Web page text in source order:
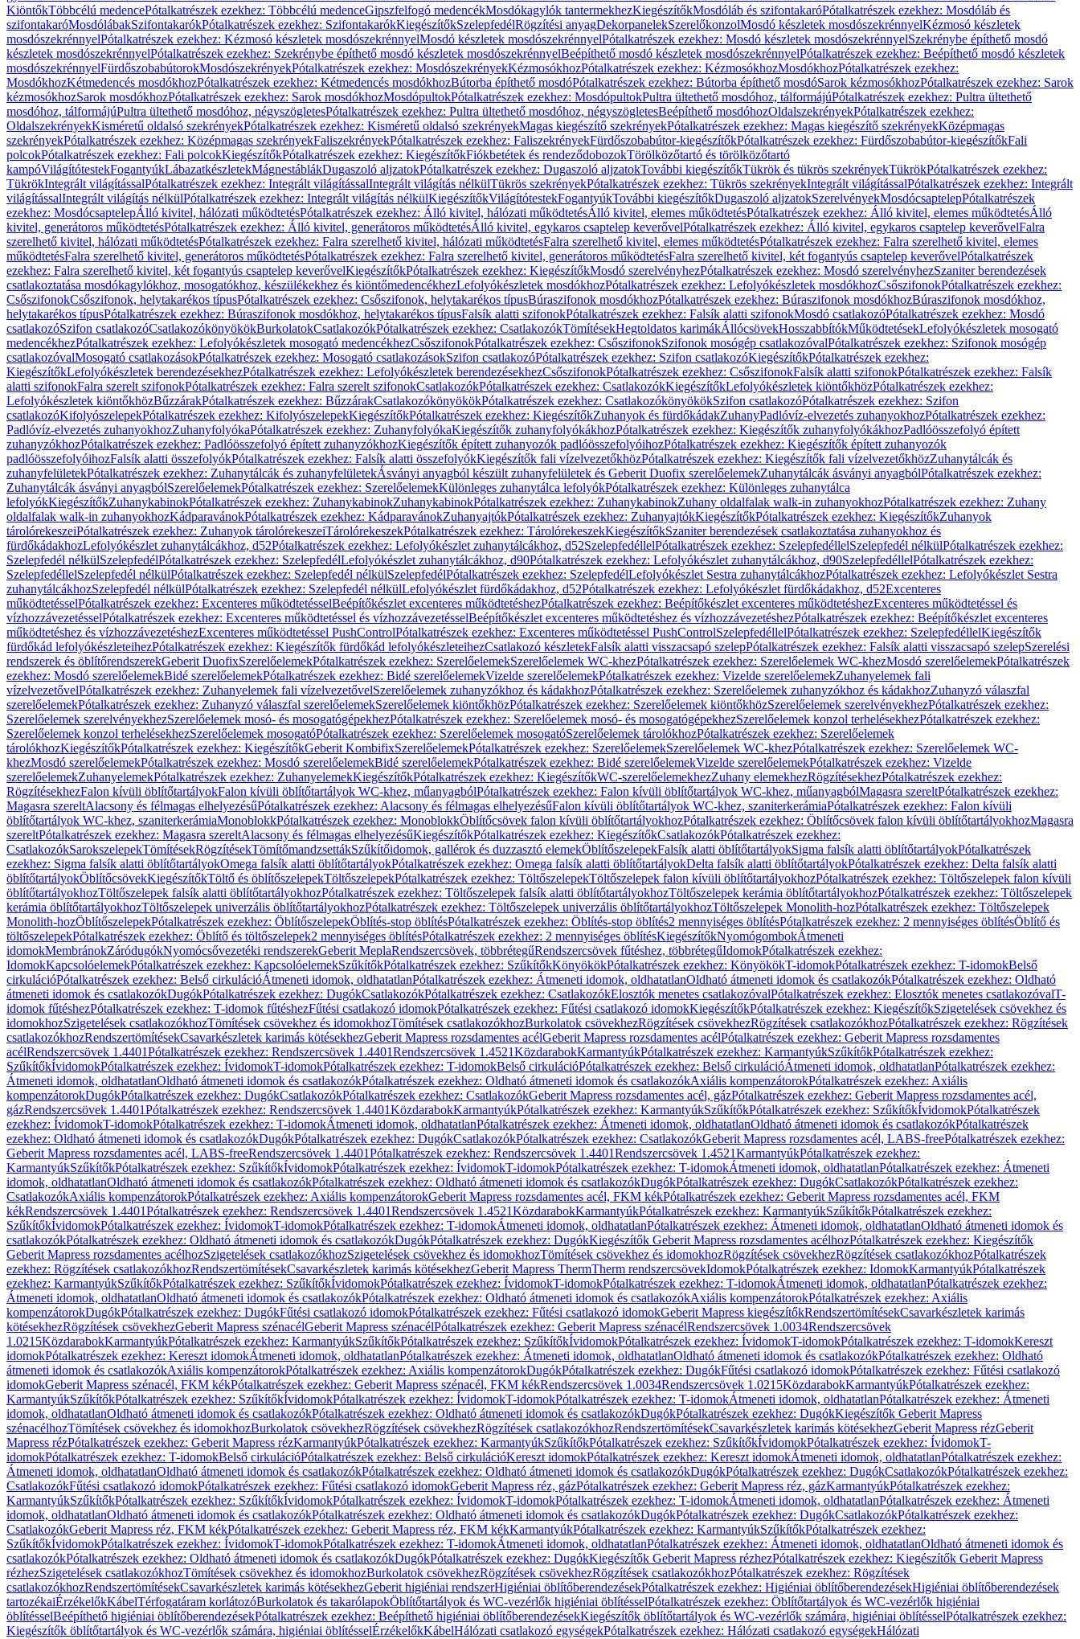
KiöntőkTöbbcélú medencePótalkatrészek ezekhez: Többcélú medenceGipszfelfogó medencékMosdókagylók tantermekhezKiegészítőkMosdóláb és szifontakaróPótalkatrészek ezekhez: Mosdóláb és
szifontakaróMosdólábakSzifontakarókPótalkatrészek ezekhez: SzifontakarókKiegészítőkSzelepfedélRögzítési anyagDekorpanelekSzerelőkonzolMosdó készletek mosdószekrénnyelKézmosó készletek
mosdószekrénnyelPótalkatrészek ezekhez: Kézmosó készletek mosdószekrénnyelMosdó készletek mosdószekrénnyelPótalkatrészek ezekhez: Mosdó készletek mosdószekrénnyelSzekrénybe építhető mosdó
készletek mosdószekrénnyelPótalkatrészek ezekhez: Szekrénybe építhető mosdó készletek mosdószekrénnyelBeépíthető mosdó készletek mosdószekrénnyelPótalkatrészek ezekhez: Beépíthető mosdó készletek
mosdószekrénnyelFürdőszobabútorokMosdószekrényekPótalkatrészek ezekhez: MosdószekrényekKézmosókhozPótalkatrészek ezekhez: KézmosókhozMosdókhozPótalkatrészek ezekhez:
MosdókhozKétmedencés mosdókhozPótalkatrészek ezekhez: Kétmedencés mosdókhozBútorba építhető mosdóPótalkatrészek ezekhez: Bútorba építhető mosdóSarok kézmosókhozPótalkatrészek ezekhez: Sarok
kézmosókhozSarok mosdókhozPótalkatrészek ezekhez: Sarok mosdókhozMosdópultokPótalkatrészek ezekhez: MosdópultokPultra ültethető mosdóhoz, tálformájúPótalkatrészek ezekhez: Pultra ültethető
mosdóhoz, tálformájúPultra ültethető mosdóhoz, négyszögletesPótalkatrészek ezekhez: Pultra ültethető mosdóhoz, négyszögletesBeépíthető mosdóhozOldalszekrényekPótalkatrészek ezekhez:
OldalszekrényekKisméretű oldalsó szekrényekPótalkatrészek ezekhez: Kisméretű oldalsó szekrényekMagas kiegészítő szekrényekPótalkatrészek ezekhez: Magas kiegészítő szekrényekKözépmagas
szekrényekPótalkatrészek ezekhez: Középmagas szekrényekFaliszekrényekPótalkatrészek ezekhez: FaliszekrényekFürdőszobabútor-kiegészítőkPótalkatrészek ezekhez: Fürdőszobabútor-kiegészítőkFali
polcokPótalkatrészek ezekhez: Fali polcokKiegészítőkPótalkatrészek ezekhez: KiegészítőkFiókbetétek és rendeződobozokTörölközőtartó és törölközőtartó
kampóVilágítótestekFogantyúkLábazatkészletekMágnestáblákDugaszoló aljzatokPótalkatrészek ezekhez: Dugaszoló aljzatokTovábbi kiegészítőkTükrök és tükrös szekrényekTükrökPótalkatrészek ezekhez:
TükrökIntegrált világítássalPótalkatrészek ezekhez: Integrált világítássalIntegrált világítás nélkülTükrös szekrényekPótalkatrészek ezekhez: Tükrös szekrényekIntegrált világítássalPótalkatrészek ezekhez: Integrált
világítássalIntegrált világítás nélkülPótalkatrészek ezekhez: Integrált világítás nélkülKiegészítőkVilágítótestekFogantyúkTovábbi kiegészítőkDugaszoló aljzatokSzerelvényekMosdócsaptelepPótalkatrészek
ezekhez: MosdócsaptelepÁlló kivitel, hálózati működtetésPótalkatrészek ezekhez: Álló kivitel, hálózati működtetésÁlló kivitel, elemes működtetésPótalkatrészek ezekhez: Álló kivitel, elemes működtetésÁlló
kivitel, generátoros működtetésPótalkatrészek ezekhez: Álló kivitel, generátoros működtetésÁlló kivitel, egykaros csaptelep keverővelPótalkatrészek ezekhez: Álló kivitel, egykaros csaptelep keverővelFalra
szerelhető kivitel, hálózati működtetésPótalkatrészek ezekhez: Falra szerelhető kivitel, hálózati működtetésFalra szerelhető kivitel, elemes működtetésPótalkatrészek ezekhez: Falra szerelhető kivitel, elemes
működtetésFalra szerelhető kivitel, generátoros működtetésPótalkatrészek ezekhez: Falra szerelhető kivitel, generátoros működtetésFalra szerelhető kivitel, két fogantyús csaptelep keverővelPótalkatrészek
ezekhez: Falra szerelhető kivitel, két fogantyús csaptelep keverővelKiegészítőkPótalkatrészek ezekhez: KiegészítőkMosdó szerelvényhezPótalkatrészek ezekhez: Mosdó szerelvényhezSzaniter berendezések
csatlakoztatása mosdókagylókhoz, mosogatókhoz, készülékekhez és kiöntőmedencékhezLefolyókészletek mosdókhozPótalkatrészek ezekhez: Lefolyókészletek mosdókhozCsőszifonokPótalkatrészek ezekhez:
CsőszifonokCsőszifonok, helytakarékos típusPótalkatrészek ezekhez: Csőszifonok, helytakarékos típusBúraszifonok mosdókhozPótalkatrészek ezekhez: Búraszifonok mosdókhozBúraszifonok mosdókhoz,
helytakarékos típusPótalkatrészek ezekhez: Búraszifonok mosdókhoz, helytakarékos típusFalsík alatti szifonokPótalkatrészek ezekhez: Falsík alatti szifonokMosdó csatlakozóPótalkatrészek ezekhez: Mosdó
csatlakozóSzifon csatlakozóCsatlakozókönyökökBurkolatokCsatlakozókPótalkatrészek ezekhez: CsatlakozókTömítésekHegtoldatos karimákÁllócsövekHosszabbítókMűködtetésekLefolyókészletek mosogató
medencékhezPótalkatrészek ezekhez: Lefolyókészletek mosogató medencékhezCsőszifonokPótalkatrészek ezekhez: CsőszifonokSzifonok mosógép csatlakozóvalPótalkatrészek ezekhez: Szifonok mosógép
csatlakozóvalMosogató csatlakozásokPótalkatrészek ezekhez: Mosogató csatlakozásokSzifon csatlakozóPótalkatrészek ezekhez: Szifon csatlakozóKiegészítőkPótalkatrészek ezekhez:
KiegészítőkLefolyókészletek berendezésekhezPótalkatrészek ezekhez: Lefolyókészletek berendezésekhezCsőszifonokPótalkatrészek ezekhez: CsőszifonokFalsík alatti szifonokPótalkatrészek ezekhez: Falsík
alatti szifonokFalra szerelt szifonokPótalkatrészek ezekhez: Falra szerelt szifonokCsatlakozókPótalkatrészek ezekhez: CsatlakozókKiegészítőkLefolyókészletek kiöntőkhözPótalkatrészek ezekhez:
Lefolyókészletek kiöntőkhözBűzzárakPótalkatrészek ezekhez: BűzzárakCsatlakozókönyökökPótalkatrészek ezekhez: CsatlakozókönyökökSzifon csatlakozóPótalkatrészek ezekhez: Szifon
csatlakozóKifolyószelepekPótalkatrészek ezekhez: KifolyószelepekKiegészítőkPótalkatrészek ezekhez: KiegészítőkZuhanyok és fürdőkádakZuhanyPadlóvíz-elvezetés zuhanyokhozPótalkatrészek ezekhez:
Padlóvíz-elvezetés zuhanyokhozZuhanyfolyókaPótalkatrészek ezekhez: ZuhanyfolyókaKiegészítők zuhanyfolyókákhozPótalkatrészek ezekhez: Kiegészítők zuhanyfolyókákhozPadlóösszefolyó épített
zuhanyzókhozPótalkatrészek ezekhez: Padlóösszefolyó épített zuhanyzókhozKiegészítők épített zuhanyozók padlóösszefolyóihozPótalkatrészek ezekhez: Kiegészítők épített zuhanyozók
padlóösszefolyóihozFalsík alatti összefolyókPótalkatrészek ezekhez: Falsík alatti összefolyókKiegészítők fali vízelvezetőkhözPótalkatrészek ezekhez: Kiegészítők fali vízelvezetőkhözZuhanytálcák és
zuhanyfelületekPótalkatrészek ezekhez: Zuhanytálcák és zuhanyfelületekÁsványi anyagból készült zuhanyfelületek és Geberit Duofix szerelőelemekZuhanytálcák ásványi anyagbólPótalkatrészek ezekhez:
Zuhanytálcák ásványi anyagbólSzerelőelemekPótalkatrészek ezekhez: SzerelőelemekKülönleges zuhanytálca lefolyókPótalkatrészek ezekhez: Különleges zuhanytálca
lefolyókKiegészítőkZuhanykabinokPótalkatrészek ezekhez: ZuhanykabinokZuhanykabinokPótalkatrészek ezekhez: ZuhanykabinokZuhany oldalfalak walk-in zuhanyokhozPótalkatrészek ezekhez: Zuhany
oldalfalak walk-in zuhanyokhozKádparavánokPótalkatrészek ezekhez: KádparavánokZuhanyajtókPótalkatrészek ezekhez: ZuhanyajtókKiegészítőkPótalkatrészek ezekhez: KiegészítőkZuhanyok
tárolórekeszeiPótalkatrészek ezekhez: Zuhanyok tárolórekeszeiTárolórekeszekPótalkatrészek ezekhez: TárolórekeszekKiegészítőkSzaniter berendezések csatlakoztatása zuhanyokhoz és
fürdőkádakhozLefolyókészlet zuhanytálcákhoz, d52Pótalkatrészek ezekhez: Lefolyókészlet zuhanytálcákhoz, d52SzelepfedéllelPótalkatrészek ezekhez: SzelepfedéllelSzelepfedél nélkülPótalkatrészek ezekhez:
Szelepfedél nélkülSzelepfedélPótalkatrészek ezekhez: SzelepfedélLefolyókészlet zuhanytálcákhoz, d90Pótalkatrészek ezekhez: Lefolyókészlet zuhanytálcákhoz, d90SzelepfedéllelPótalkatrészek ezekhez:
SzelepfedéllelSzelepfedél nélkülPótalkatrészek ezekhez: Szelepfedél nélkülSzelepfedélPótalkatrészek ezekhez: SzelepfedélLefolyókészlet Sestra zuhanytálcákhozPótalkatrészek ezekhez: Lefolyókészlet Sestra
zuhanytálcákhozSzelepfedél nélkülPótalkatrészek ezekhez: Szelepfedél nélkülLefolyókészlet fürdőkádakhoz, d52Pótalkatrészek ezekhez: Lefolyókészlet fürdőkádakhoz, d52Excenteres
működtetésselPótalkatrészek ezekhez: Excenteres működtetésselBeépítőkészlet excenteres működtetéshezPótalkatrészek ezekhez: Beépítőkészlet excenteres működtetéshezExcenteres működtetéssel és
vízhozzávezetésselPótalkatrészek ezekhez: Excenteres működtetéssel és vízhozzávezetésselBeépítőkészlet excenteres működtetéshez és vízhozzávezetéshezPótalkatrészek ezekhez: Beépítőkészlet excenteres
működtetéshez és vízhozzávezetéshezExcenteres működtetéssel PushControlPótalkatrészek ezekhez: Excenteres működtetéssel PushControlSzelepfedéllelPótalkatrészek ezekhez: SzelepfedéllelKiegészítők
fürdőkád lefolyókészleteihezPótalkatrészek ezekhez: Kiegészítők fürdőkád lefolyókészleteihezCsatlakozó készletekFalsík alatti visszacsapó szelepPótalkatrészek ezekhez: Falsík alatti visszacsapó szelepSzerelési
rendszerek és öblítőrendszerekGeberit DuofixSzerelőelemekPótalkatrészek ezekhez: SzerelőelemekSzerelőelemek WC-khezPótalkatrészek ezekhez: Szerelőelemek WC-khezMosdó szerelőelemekPótalkatrészek
ezekhez: Mosdó szerelőelemekBidé szerelőelemekPótalkatrészek ezekhez: Bidé szerelőelemekVizelde szerelőelemekPótalkatrészek ezekhez: Vizelde szerelőelemekZuhanyelemek fali
vízelvezetővelPótalkatrészek ezekhez: Zuhanyelemek fali vízelvezetővelSzerelőelemek zuhanyzókhoz és kádakhozPótalkatrészek ezekhez: Szerelőelemek zuhanyzókhoz és kádakhozZuhanyzó válaszfal
szerelőelemekPótalkatrészek ezekhez: Zuhanyzó válaszfal szerelőelemekSzerelőelemek kiöntőkhözPótalkatrészek ezekhez: Szerelőelemek kiöntőkhözSzerelőelemek szerelvényekhezPótalkatrészek ezekhez:
Szerelőelemek szerelvényekhezSzerelőelemek mosó- és mosogatógépekhezPótalkatrészek ezekhez: Szerelőelemek mosó- és mosogatógépekhezSzerelőelemek konzol terhelésekhezPótalkatrészek ezekhez:
Szerelőelemek konzol terhelésekhezSzerelőelemek mosogatóPótalkatrészek ezekhez: Szerelőelemek mosogatóSzerelőelemek tárolókhozPótalkatrészek ezekhez: Szerelőelemek
tárolókhozKiegészítőkPótalkatrészek ezekhez: KiegészítőkGeberit KombifixSzerelőelemekPótalkatrészek ezekhez: SzerelőelemekSzerelőelemek WC-khezPótalkatrészek ezekhez: Szerelőelemek WC-
khezMosdó szerelőelemekPótalkatrészek ezekhez: Mosdó szerelőelemekBidé szerelőelemekPótalkatrészek ezekhez: Bidé szerelőelemekVizelde szerelőelemekPótalkatrészek ezekhez: Vizelde
szerelőelemekZuhanyelemekPótalkatrészek ezekhez: ZuhanyelemekKiegészítőkPótalkatrészek ezekhez: KiegészítőkWC-szerelőelemekhezZuhany elemekhezRögzítésekhezPótalkatrészek ezekhez:
RögzítésekhezFalon kívüli öblítőtartályokFalon kívüli öblítőtartályok WC-khez, műanyagbólPótalkatrészek ezekhez: Falon kívüli öblítőtartályok WC-khez, műanyagbólMagasra szereltPótalkatrészek ezekhez:
Magasra szereltAlacsony és félmagas elhelyezésűPótalkatrészek ezekhez: Alacsony és félmagas elhelyezésűFalon kívüli öblítőtartályok WC-khez, szaniterkerámiaPótalkatrészek ezekhez: Falon kívüli
öblítőtartályok WC-khez, szaniterkerámiaMonoblokkPótalkatrészek ezekhez: MonoblokkÖblítőcsövek falon kívüli öblítőtartályokhozPótalkatrészek ezekhez: Öblítőcsövek falon kívüli öblítőtartályokhozMagasra
szereltPótalkatrészek ezekhez: Magasra szereltAlacsony és félmagas elhelyezésűKiegészítőkPótalkatrészek ezekhez: KiegészítőkCsatlakozókPótalkatrészek ezekhez:
CsatlakozókSarokszelepekTömítésekRögzítésekTömítőmandzsettákSzűkítőidomok, gallérok és duzzasztó elemekÖblítőszelepekFalsík alatti öblítőtartályokSigma falsík alatti öblítőtartályokPótalkatrészek
ezekhez: Sigma falsík alatti öblítőtartályokOmega falsík alatti öblítőtartályokPótalkatrészek ezekhez: Omega falsík alatti öblítőtartályokDelta falsík alatti öblítőtartályokPótalkatrészek ezekhez: Delta falsík alatti
öblítőtartályokÖblítőcsövekKiegészítőkTöltő és öblítőszelepekTöltőszelepekPótalkatrészek ezekhez: TöltőszelepekTöltőszelepek falon kívüli öblítőtartályokhozPótalkatrészek ezekhez: Töltőszelepek falon kívüli
öblítőtartályokhozTöltőszelepek falsík alatti öblítőtartályokhozPótalkatrészek ezekhez: Töltőszelepek falsík alatti öblítőtartályokhozTöltőszelepek kerámia öblítőtartályokhozPótalkatrészek ezekhez: Töltőszelepek
kerámia öblítőtartályokhozTöltőszelepek univerzális öblítőtartályokhozPótalkatrészek ezekhez: Töltőszelepek univerzális öblítőtartályokhozTöltőszelepek Monolith-hozPótalkatrészek ezekhez: Töltőszelepek
Monolith-hozÖblítőszelepekPótalkatrészek ezekhez: ÖblítőszelepekÖblítés-stop öblítésPótalkatrészek ezekhez: Öblítés-stop öblítés2 mennyiséges öblítésPótalkatrészek ezekhez: 2 mennyiséges öblítésÖblítő és
töltőszelepekPótalkatrészek ezekhez: Öblítő és töltőszelepek2 mennyiséges öblítésPótalkatrészek ezekhez: 2 mennyiséges öblítésKiegészítőkNyomógombokÁtmeneti
idomokMembránokZáródugókNyomócsővezetéki rendszerekGeberit MeplaRendszercsövek, többrétegűRendszercsövek fűtéshez, többrétegűIdomokPótalkatrészek ezekhez:
IdomokKapcsolóelemekPótalkatrészek ezekhez: KapcsolóelemekSzűkítőkPótalkatrészek ezekhez: SzűkítőkKönyökökPótalkatrészek ezekhez: KönyökökT-idomokPótalkatrészek ezekhez: T-idomokBelső
cirkulációPótalkatrészek ezekhez: Belső cirkulációÁtmeneti idomok, oldhatatlanPótalkatrészek ezekhez: Átmeneti idomok, oldhatatlanOldható átmeneti idomok és csatlakozókPótalkatrészek ezekhez: Oldható
átmeneti idomok és csatlakozókDugókPótalkatrészek ezekhez: DugókCsatlakozókPótalkatrészek ezekhez: CsatlakozókElosztók menetes csatlakozóvalPótalkatrészek ezekhez: Elosztók menetes csatlakozóvalT-
idomok fűtéshezPótalkatrészek ezekhez: T-idomok fűtéshezFűtési csatlakozó idomokPótalkatrészek ezekhez: Fűtési csatlakozó idomokKiegészítőkPótalkatrészek ezekhez: KiegészítőkSzigetelések csövekhez és
idomokhozSzigetelések csatlakozókhozTömítések csövekhez és idomokhozTömítések csatlakozókhozBurkolatok csövekhezRögzítések csövekhezRögzítések csatlakozókhozPótalkatrészek ezekhez: Rögzítések
csatlakozókhozRendszertömítésekCsavarkészletek karimás kötésekhezGeberit Mapress rozsdamentes acélGeberit Mapress rozsdamentes acélPótalkatrészek ezekhez: Geberit Mapress rozsdamentes
acélRendszercsövek 1.4401Pótalkatrészek ezekhez: Rendszercsövek 1.4401Rendszercsövek 1.4521KözdarabokKarmantyúkPótalkatrészek ezekhez: KarmantyúkSzűkítőkPótalkatrészek ezekhez:
SzűkítőkÍvidomokPótalkatrészek ezekhez: ÍvidomokT-idomokPótalkatrészek ezekhez: T-idomokBelső cirkulációPótalkatrészek ezekhez: Belső cirkulációÁtmeneti idomok, oldhatatlanPótalkatrészek ezekhez:
Átmeneti idomok, oldhatatlanOldható átmeneti idomok és csatlakozókPótalkatrészek ezekhez: Oldható átmeneti idomok és csatlakozókAxiális kompenzátorokPótalkatrészek ezekhez: Axiális
kompenzátorokDugókPótalkatrészek ezekhez: DugókCsatlakozókPótalkatrészek ezekhez: CsatlakozókGeberit Mapress rozsdamentes acél, gázPótalkatrészek ezekhez: Geberit Mapress rozsdamentes acél,
gázRendszercsövek 1.4401Pótalkatrészek ezekhez: Rendszercsövek 1.4401KözdarabokKarmantyúkPótalkatrészek ezekhez: KarmantyúkSzűkítőkPótalkatrészek ezekhez: SzűkítőkÍvidomokPótalkatrészek
ezekhez: ÍvidomokT-idomokPótalkatrészek ezekhez: T-idomokÁtmeneti idomok, oldhatatlanPótalkatrészek ezekhez: Átmeneti idomok, oldhatatlanOldható átmeneti idomok és csatlakozókPótalkatrészek
ezekhez: Oldható átmeneti idomok és csatlakozókDugókPótalkatrészek ezekhez: DugókCsatlakozókPótalkatrészek ezekhez: CsatlakozókGeberit Mapress rozsdamentes acél, LABS-freePótalkatrészek ezekhez:
Geberit Mapress rozsdamentes acél, LABS-freeRendszercsövek 1.4401Pótalkatrészek ezekhez: Rendszercsövek 1.4401Rendszercsövek 1.4521KarmantyúkPótalkatrészek ezekhez:
KarmantyúkSzűkítőkPótalkatrészek ezekhez: SzűkítőkÍvidomokPótalkatrészek ezekhez: ÍvidomokT-idomokPótalkatrészek ezekhez: T-idomokÁtmeneti idomok, oldhatatlanPótalkatrészek ezekhez: Átmeneti
idomok, oldhatatlanOldható átmeneti idomok és csatlakozókPótalkatrészek ezekhez: Oldható átmeneti idomok és csatlakozókDugókPótalkatrészek ezekhez: DugókCsatlakozókPótalkatrészek ezekhez:
CsatlakozókAxiális kompenzátorokPótalkatrészek ezekhez: Axiális kompenzátorokGeberit Mapress rozsdamentes acél, FKM kékPótalkatrészek ezekhez: Geberit Mapress rozsdamentes acél, FKM
kékRendszercsövek 1.4401Pótalkatrészek ezekhez: Rendszercsövek 1.4401Rendszercsövek 1.4521KözdarabokKarmantyúkPótalkatrészek ezekhez: KarmantyúkSzűkítőkPótalkatrészek ezekhez:
SzűkítőkÍvidomokPótalkatrészek ezekhez: ÍvidomokT-idomokPótalkatrészek ezekhez: T-idomokÁtmeneti idomok, oldhatatlanPótalkatrészek ezekhez: Átmeneti idomok, oldhatatlanOldható átmeneti idomok és
csatlakozókPótalkatrészek ezekhez: Oldható átmeneti idomok és csatlakozókDugókPótalkatrészek ezekhez: DugókKiegészítők Geberit Mapress rozsdamentes acélhozPótalkatrészek ezekhez: Kiegészítők
Geberit Mapress rozsdamentes acélhozSzigetelések csatlakozókhozSzigetelések csövekhez és idomokhozTömítések csövekhez és idomokhozRögzítések csövekhezRögzítések csatlakozókhozPótalkatrészek
ezekhez: Rögzítések csatlakozókhozRendszertömítésekCsavarkészletek karimás kötésekhezGeberit Mapress ThermTherm rendszercsövekIdomokPótalkatrészek ezekhez: IdomokKarmantyúkPótalkatrészek
ezekhez: KarmantyúkSzűkítőkPótalkatrészek ezekhez: SzűkítőkÍvidomokPótalkatrészek ezekhez: ÍvidomokT-idomokPótalkatrészek ezekhez: T-idomokÁtmeneti idomok, oldhatatlanPótalkatrészek ezekhez:
Átmeneti idomok, oldhatatlanOldható átmeneti idomok és csatlakozókPótalkatrészek ezekhez: Oldható átmeneti idomok és csatlakozókAxiális kompenzátorokPótalkatrészek ezekhez: Axiális
kompenzátorokDugókPótalkatrészek ezekhez: DugókFűtési csatlakozó idomokPótalkatrészek ezekhez: Fűtési csatlakozó idomokGeberit Mapress kiegészítőkRendszertömítésekCsavarkészletek karimás
kötésekhezRögzítések csövekhezGeberit Mapress szénacélGeberit Mapress szénacélPótalkatrészek ezekhez: Geberit Mapress szénacélRendszercsövek 1.0034Rendszercsövek
1.0215KözdarabokKarmantyúkPótalkatrészek ezekhez: KarmantyúkSzűkítőkPótalkatrészek ezekhez: SzűkítőkÍvidomokPótalkatrészek ezekhez: ÍvidomokT-idomokPótalkatrészek ezekhez: T-idomokKereszt
idomokPótalkatrészek ezekhez: Kereszt idomokÁtmeneti idomok, oldhatatlanPótalkatrészek ezekhez: Átmeneti idomok, oldhatatlanOldható átmeneti idomok és csatlakozókPótalkatrészek ezekhez: Oldható
átmeneti idomok és csatlakozókAxiális kompenzátorokPótalkatrészek ezekhez: Axiális kompenzátorokDugókPótalkatrészek ezekhez: DugókFűtési csatlakozó idomokPótalkatrészek ezekhez: Fűtési csatlakozó
idomokGeberit Mapress szénacél, FKM kékPótalkatrészek ezekhez: Geberit Mapress szénacél, FKM kékRendszercsövek 1.0034Rendszercsövek 1.0215KözdarabokKarmantyúkPótalkatrészek ezekhez:
KarmantyúkSzűkítőkPótalkatrészek ezekhez: SzűkítőkÍvidomokPótalkatrészek ezekhez: ÍvidomokT-idomokPótalkatrészek ezekhez: T-idomokÁtmeneti idomok, oldhatatlanPótalkatrészek ezekhez: Átmeneti
idomok, oldhatatlanOldható átmeneti idomok és csatlakozókPótalkatrészek ezekhez: Oldható átmeneti idomok és csatlakozókDugókPótalkatrészek ezekhez: DugókKiegészítők Geberit Mapress
szénacélhozTömítések csövekhez és idomokhozBurkolatok csövekhezRögzítések csövekhezRögzítések csatlakozókhozRendszertömítésekCsavarkészletek karimás kötésekhezGeberit Mapress rézGeberit
Mapress rézPótalkatrészek ezekhez: Geberit Mapress rézKarmantyúkPótalkatrészek ezekhez: KarmantyúkSzűkítőkPótalkatrészek ezekhez: SzűkítőkÍvidomokPótalkatrészek ezekhez: ÍvidomokT-
idomokPótalkatrészek ezekhez: T-idomokBelső cirkulációPótalkatrészek ezekhez: Belső cirkulációKereszt idomokPótalkatrészek ezekhez: Kereszt idomokÁtmeneti idomok, oldhatatlanPótalkatrészek ezekhez:
Átmeneti idomok, oldhatatlanOldható átmeneti idomok és csatlakozókPótalkatrészek ezekhez: Oldható átmeneti idomok és csatlakozókDugókPótalkatrészek ezekhez: DugókCsatlakozókPótalkatrészek ezekhez:
CsatlakozókFűtési csatlakozó idomokPótalkatrészek ezekhez: Fűtési csatlakozó idomokGeberit Mapress réz, gázPótalkatrészek ezekhez: Geberit Mapress réz, gázKarmantyúkPótalkatrészek ezekhez:
KarmantyúkSzűkítőkPótalkatrészek ezekhez: SzűkítőkÍvidomokPótalkatrészek ezekhez: ÍvidomokT-idomokPótalkatrészek ezekhez: T-idomokÁtmeneti idomok, oldhatatlanPótalkatrészek ezekhez: Átmeneti
idomok, oldhatatlanOldható átmeneti idomok és csatlakozókPótalkatrészek ezekhez: Oldható átmeneti idomok és csatlakozókDugókPótalkatrészek ezekhez: DugókCsatlakozókPótalkatrészek ezekhez:
CsatlakozókGeberit Mapress réz, FKM kékPótalkatrészek ezekhez: Geberit Mapress réz, FKM kékKarmantyúkPótalkatrészek ezekhez: KarmantyúkSzűkítőkPótalkatrészek ezekhez:
SzűkítőkÍvidomokPótalkatrészek ezekhez: ÍvidomokT-idomokPótalkatrészek ezekhez: T-idomokÁtmeneti idomok, oldhatatlanPótalkatrészek ezekhez: Átmeneti idomok, oldhatatlanOldható átmeneti idomok és
csatlakozókPótalkatrészek ezekhez: Oldható átmeneti idomok és csatlakozókDugókPótalkatrészek ezekhez: DugókKiegészítők Geberit Mapress rézhezPótalkatrészek ezekhez: Kiegészítők Geberit Mapress
rézhezSzigetelések csatlakozókhozTömítések csövekhez és idomokhozBurkolatok csövekhezRögzítések csövekhezRögzítések csatlakozókhozPótalkatrészek ezekhez: Rögzítések
csatlakozókhozRendszertömítésekCsavarkészletek karimás kötésekhezGeberit higiéniai rendszerHigiéniai öblítőberendezésekPótalkatrészek ezekhez: Higiéniai öblítőberendezésekHigiéniai öblítőberendezések
tartozékaiÉrzékelőkKábelTérfogatáram korlátozóBurkolatok és takarólapokÖblítőtartályok és WC-vezérlők higiéniai öblítésselPótalkatrészek ezekhez: Öblítőtartályok és WC-vezérlők higiéniai
öblítésselBeépíthető higiéniai öblítőberendezésekPótalkatrészek ezekhez: Beépíthető higiéniai öblítőberendezésekKiegészítők öblítőtartályok és WC-vezérlők számára, higiéniai öblítésselPótalkatrészek ezekhez:
Kiegészítők öblítőtartályok és WC-vezérlők számára, higiéniai öblítésselÉrzékelőkKábelHálózati csatlakozó egységekPótalkatrészek ezekhez: Hálózati csatlakozó egységekHálózati